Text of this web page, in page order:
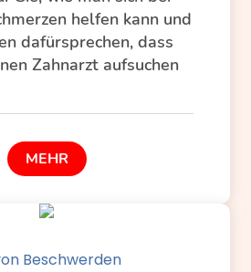
helfen kann und
dafürsprechen, dass
Zahnarzt aufsuchen
MEHR
Beschwerden